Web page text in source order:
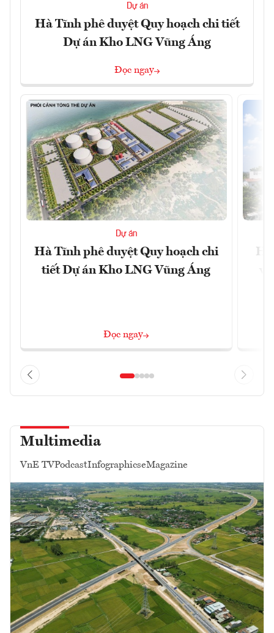
Dự án
Hà Tĩnh phê duyệt Quy hoạch chi tiết
Dự án Kho LNG Vũng Áng
Đọc ngay
Dự án
Hà Tĩnh phê duyệt Quy hoạch chi
tiết Dự án Kho LNG Vũng Áng
Đọc ngay
Multimedia
VnE TVPodcastInfographicseMagazine